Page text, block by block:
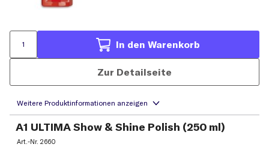
In den Warenkorb
Zur Detailseite
A1 ULTIMA Show & Shine Polish (250 ml)
Art.-Nr.2660